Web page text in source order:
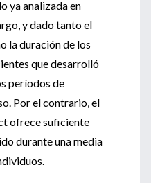
ya analizada en
y dado tanto el
la duración de los
que desarrolló
períodos de
Por el contrario, el
ofrece suficiente
durante una media